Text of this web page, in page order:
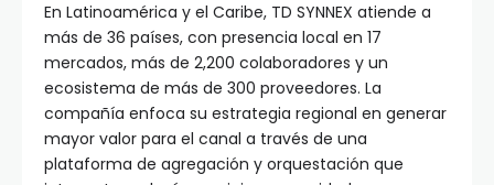
En Latinoamérica y el Caribe, TD SYNNEX atiende a
más de 36 países, con presencia local en 17
mercados, más de 2,200 colaboradores y un
ecosistema de más de 300 proveedores. La
compañía enfoca su estrategia regional en generar
mayor valor para el canal a través de una
plataforma de agregación y orquestación que